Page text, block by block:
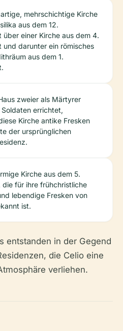
mehrschichtige Kirche
aus dem 12.
über einer Kirche aus dem 4.
und darunter ein römisches
aus dem 1.
zweier als Märtyrer
errichtet,
Kirche antike Fresken
der ursprünglichen
Kirche aus dem 5.
die für ihre frühchristliche
lebendige Fresken von
ist.
entstanden in der Gegend
die Celio eine
verliehen.